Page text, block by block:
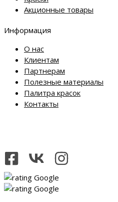
Акционные товары
Информация
О нас
Клиентам
Партнерам
Полезные материалы
Палитра красок
Контакты